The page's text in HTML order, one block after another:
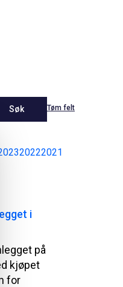
Søk Tøm felt
20222021
i
på
kjøpet
for